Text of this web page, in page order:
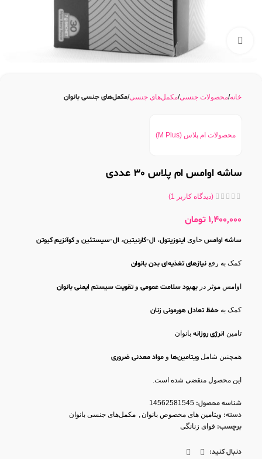
بزرگنمایی تصویر
خانه محصولات جنسی مکمل‌های جنسی مکمل‌های جنسی بانوان
محصولات ام پلاس (M Plus)
ساشه اوامس ام پلاس 30 عددی
(دیدگاه کاربر 1
)
1,400,000 تومان
ساشه اوامس حاوی اینوزیتول، ال-کارنیتین، ال-سیستئین و کوآنزیم کیوتن
کمک به رفع نیازهای تغذیه‌ای بدن بانوان
اوامس موثر در بهبود سلامتعمومی و تقویت سیستم ایمنی بانوان
کمک به حفظ تعادل هورمونی زنان
تامین انرژی روزانه بانوان
همچنین شامل ویتامین‌ها و مواد معدنی ضروری
این محصول منقضی شده است.
شناسه محصول: 14562581545
دسته: ویتامین های مخصوص بانوان, مکمل‌های جنسی بانوان
برچسب: قوای زنانگی
دنبال کنید: